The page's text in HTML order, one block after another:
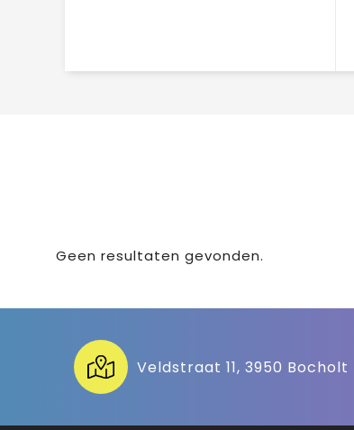
Geen resultaten gevonden.
Veldstraat 11, 3950 Bocholt